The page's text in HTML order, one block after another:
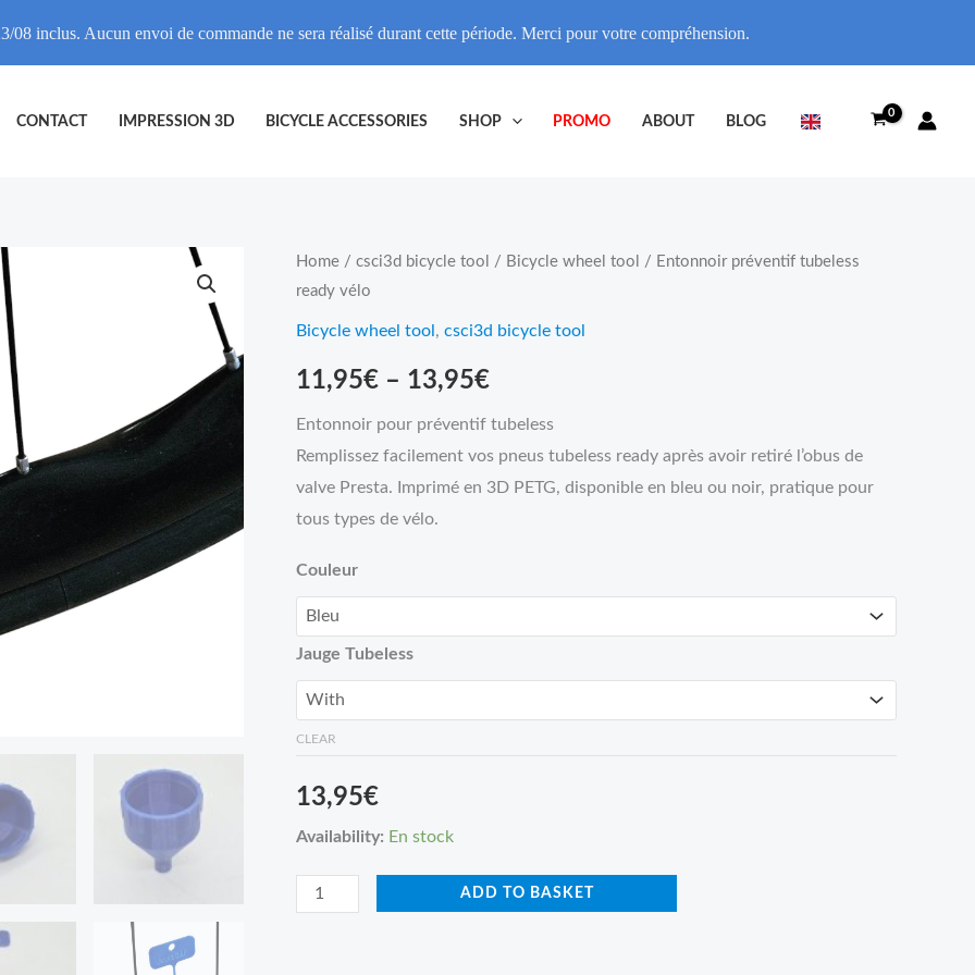
CONTACT IMPRESSION 3D BICYCLE ACCESSORIES SHOP PROMO ABOUT BLOG
Home / csci3d bicycle tool / Bicycle wheel tool
/ Entonnoir préventif tubeless
ready vélo
Bicycle wheel tool, csci3d bicycle tool
11,95€ – 13,95€
Price
range:
11,95€
through
13,95€
Entonnoir pour préventif tubeless
Remplissez facilement vos pneus tubeless ready après avoir retiré l’obus de
valve Presta. Imprimé en 3D PETG, disponible en bleu ou noir, pratique pour
tous types de vélo.
Couleur
Jauge Tubeless
CLEAR
13,95€
Availability: En stock
Entonnoir
préventif
tubeless
vélo
quantity
ADD TO BASKET
08 inclus. Aucun envoi de commande ne sera réalisé durant cette période. Merci pour votre compréhension.